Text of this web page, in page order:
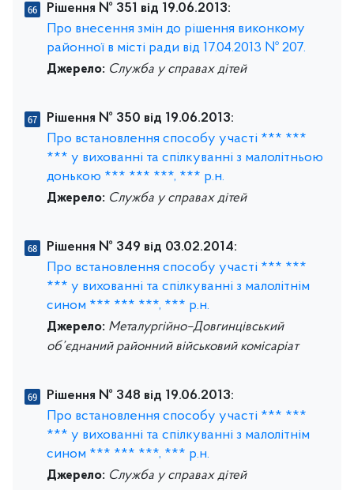
Рішення № 351 від 19.06.2013:
Про внесення змін до рішення виконкому
районної в місті ради від 17.04.2013 № 207.
Джерело: Служба у справах дітей
Рішення № 350 від 19.06.2013:
Про встановлення способу участі *** ***
*** у вихованні та спілкуванні з малолітньою
донькою *** *** ***, *** р.н.
Джерело: Служба у справах дітей
Рішення № 349 від 03.02.2014:
Про встановлення способу участі *** ***
*** у вихованні та спілкуванні з малолітнім
сином *** *** ***, *** р.н.
Джерело: Металургійно–Довгинцівський
об’єднаний районний військовий комісаріат
Рішення № 348 від 19.06.2013:
Про встановлення способу участі *** ***
*** у вихованні та спілкуванні з малолітнім
сином *** *** ***, *** р.н.
Джерело: Служба у справах дітей